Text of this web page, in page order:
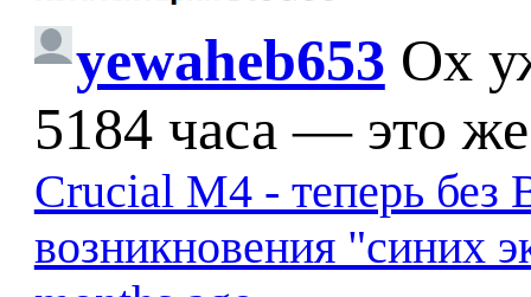
yewaheb653 Ох
5184 часа — это
Crucial M4 - теперь без
возникновения "синих